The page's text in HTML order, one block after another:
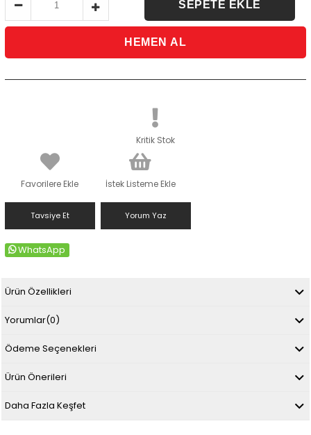
Kritik Stok
Favorilere Ekle İstek Listeme Ekle
Tavsiye Et Yorum Yaz
WhatsApp
Ürün Özellikleri
Yorumlar(0)
Ödeme Seçenekleri
Ürün Önerileri
Daha Fazla Keşfet